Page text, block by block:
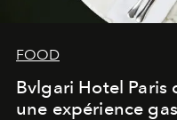
FOOD
Bvlgari Hotel Paris
une expérience